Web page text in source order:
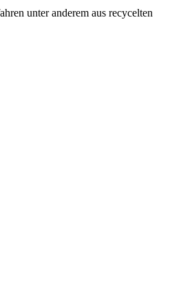
unter anderem aus recycelten